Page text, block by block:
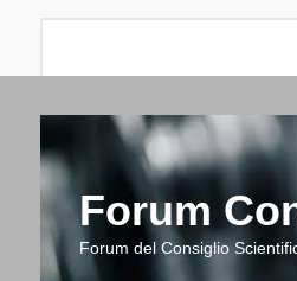
Forum
Forum del Consiglio